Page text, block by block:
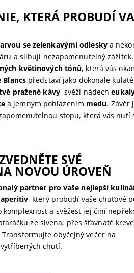
KTERÁ PROBUDÍ
se zelenkavými odleskya
a slibují nezapomenutelný
květinových tónů, která vás
Blancspředstaví jako dokonale
pražené kávy, svěží nádech
a jemným pohlazením medu. Závěr
stopu, která vás nutí
SVÉ
NOVOU ÚROVEŇ
partner pro vaše nejlepší
, který probudí vaše chuťové
a svěžest jej činí
ze sivena, přes šťavnaté
obyčejný večer na
chutí.